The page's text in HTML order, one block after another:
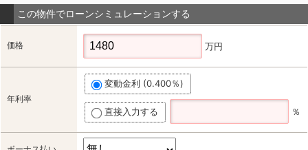
この物件でローンシミュレーションする
価格 万円
年利率
変動金利 (0.400％)
直接入力する ％